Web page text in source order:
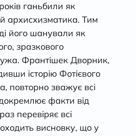
ганьбили як
архисхизматика. Тим
його шанували як
зразкового
Франтішек Дворник,
історію Фотієвого
повторно зважує всі
факти від
перевіряє всі
висновку, що у